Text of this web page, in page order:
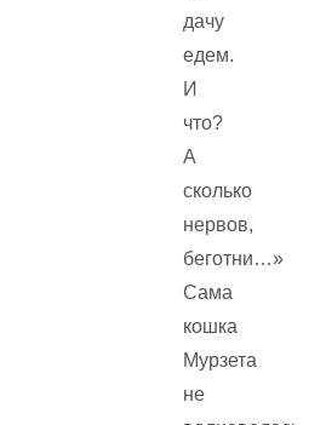
дачу
едем.
И
что?
А
сколько
нервов,
беготни…»
Сама
кошка
Мурзета
не